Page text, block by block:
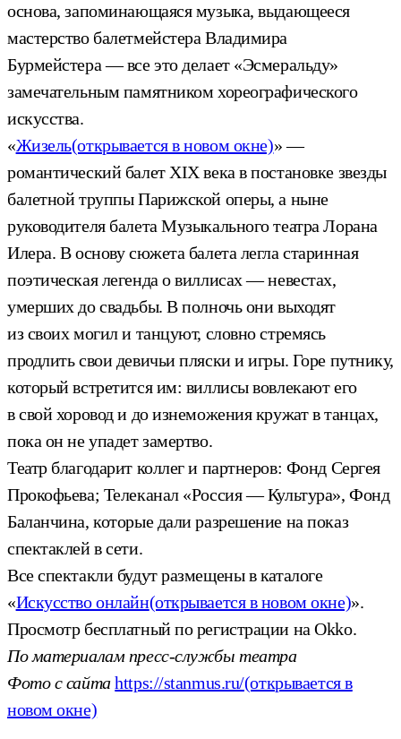
основа, запоминающаяся музыка, выдающееся
мастерство балетмейстера Владимира
Бурмейстера — все это делает «Эсмеральду»
замечательным памятником хореографического
искусства.
«Жизель(открывается в новом окне)» —
романтический балет XIX века в постановке звезды
балетной труппы Парижской оперы, а ныне
руководителя балета Музыкального театра Лорана
Илера. В основу сюжета балета легла старинная
поэтическая легенда о виллисах — невестах,
умерших до свадьбы. В полночь они выходят
из своих могил и танцуют, словно стремясь
продлить свои девичьи пляски и игры. Горе путнику,
который встретится им: виллисы вовлекают его
в свой хоровод и до изнеможения кружат в танцах,
пока он не упадет замертво.
Театр благодарит коллег и партнеров: Фонд Сергея
Прокофьева; Телеканал «Россия — Культура», Фонд
Баланчина, которые дали разрешение на показ
спектаклей в сети.
Все спектакли будут размещены в каталоге
«Искусство онлайн(открывается в новом окне)».
Просмотр бесплатный по регистрации на Okko.
По материалам пресс-службы театра
Фото с сайтаhttps://stanmus.ru/(открывается в
новом окне)